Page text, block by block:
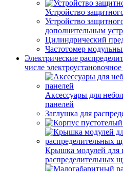
Устройство
Устройство
дополнительным
Цилиндрический
Частотомер
Электрические
числе
Аксессуары для
панелей
Заглушка для
Крышка модулей для
распределительных